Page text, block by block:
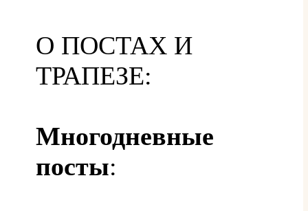
О ПОСТАХ И
ТРАПЕЗЕ:
Многодневные
посты: